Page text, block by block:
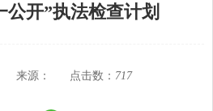
公开”执法检查计划
来源： 点击数： 717